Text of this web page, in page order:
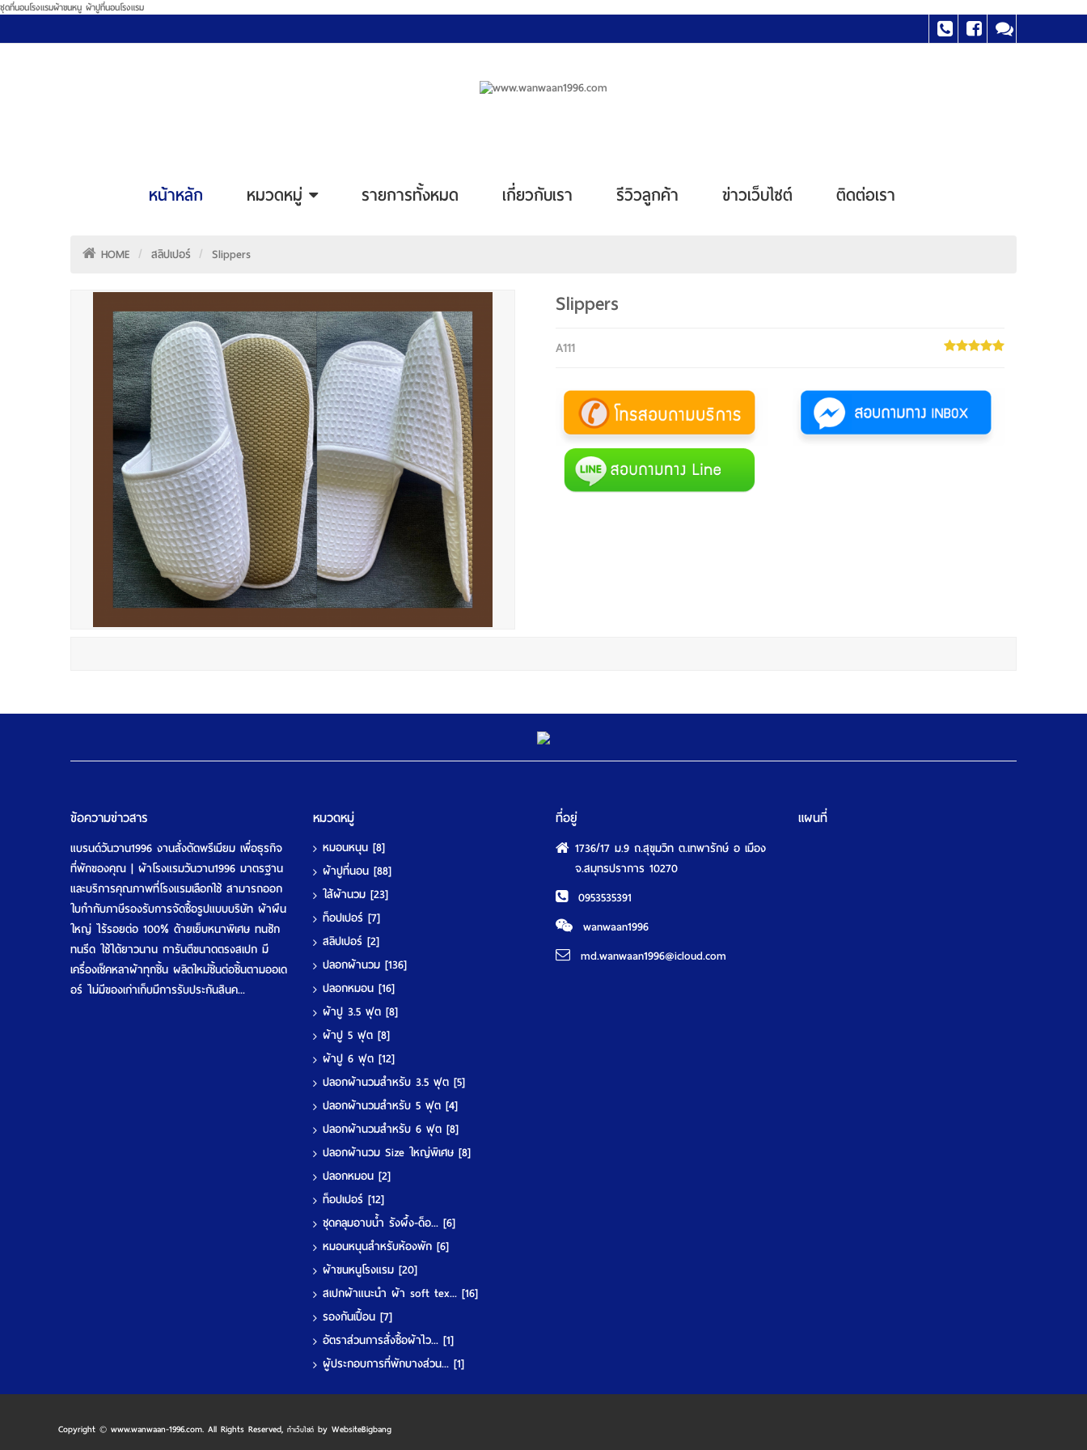
ชุดที่นอนโรงแรมผ้าขนหนู ผ้าปูที่นอนโรงแรม
หน้าหลัก หมวดหมู่ รายการทั้งหมด เกี่ยวกับเรา รีวิวลูกค้า ข่าวเว็บไซต์ ติดต่อเรา
HOME สลิปเปอร์ Slippers
Slippers
A111
ข้อความข่าวสาร
แบรนด์วันวาน1996 งานสั่งตัดพรีเมียม เพื่อธุรกิจ
ที่พักของคุณ | ผ้าโรงแรมวันวาน1996 มาตรฐาน
และบริการคุณภาพที่โรงแรมเลือกใช้ สามารถออก
ใบกำกับภาษีรองรับการจัดซื้อรูปแบบบริษัท ผ้าผืน
ใหญ่ ไร้รอยต่อ 100% ด้ายเย็บหนาพิเศษ ทนซัก
ทนรีด ใช้ได้ยาวนาน การันตีขนาดตรงสเปก มี
เครื่องเช็คหลาผ้าทุกชิ้น ผลิตใหม่ชิ้นต่อชิ้นตามออเด
อร์ ไม่มีของเก่าเก็บมีการรับประกันสินค...
หมวดหมู่
หมอนหนุน [8]
ผ้าปูที่นอน [88]
ใส้ผ้านวม [23]
ท็อปเปอร์ [7]
สลิปเปอร์ [2]
ปลอกผ้านวม [136]
ปลอกหมอน [16]
ผ้าปู 3.5 ฟุต [8]
ผ้าปู 5 ฟุต [8]
ผ้าปู 6 ฟุต [12]
ปลอกผ้านวมสำหรับ 3.5 ฟุต [5]
ปลอกผ้านวมสำหรับ 5 ฟุต [4]
ปลอกผ้านวมสำหรับ 6 ฟุต [8]
ปลอกผ้านวม Size ใหญ่พิเศษ [8]
ปลอกหมอน [2]
ท็อปเปอร์ [12]
ชุดคลุมอาบน้ำ รังผึ้ง-ด็อ... [6]
หมอนหนุนสำหรับห้องพัก [6]
ผ้าขนหนูโรงแรม [20]
สเปกผ้าแนะนำ ผ้า soft tex... [16]
รองกันเปื้อน [7]
อัตราส่วนการสั่งซื้อผ้าไว... [1]
ผู้ประกอบการที่พักบางส่วน... [1]
ที่อยู่
1736/17 ม.9 ถ.สุขุมวิท ต.เทพารักษ์ อ เมือง
จ.สมุทรปราการ 10270
0953535391
wanwaan1996
md.wanwaan1996@icloud.com
แผนที่
Copyright © www.wanwaan-1996.com. All Rights Reserved, ทำเว็บไซต์ by WebsiteBigbang